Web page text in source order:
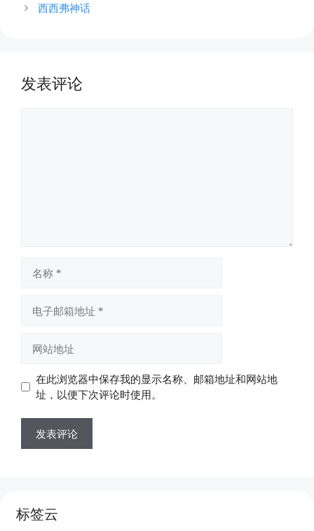
西西弗神话
发表评论
址
址
在此浏览器中保存我的显示名称、邮箱地址和网站地
址，以便下次评论时使用。
标签云